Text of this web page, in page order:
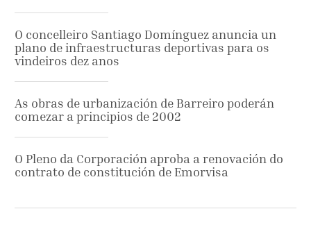
O concelleiro Santiago Domínguez anuncia un
plano de infraestructuras deportivas para os
vindeiros dez anos
As obras de urbanización de Barreiro poderán
comezar a principios de 2002
O Pleno da Corporación aproba a renovación do
contrato de constitución de Emorvisa